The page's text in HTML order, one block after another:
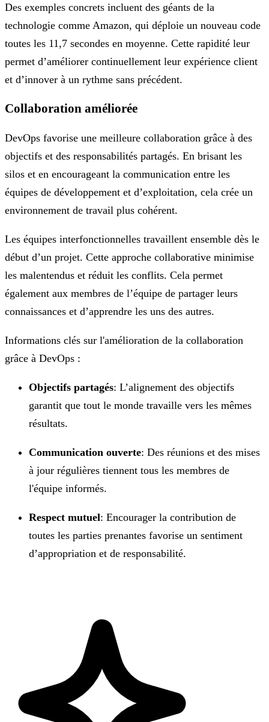
Des exemples concrets incluent des géants de la
technologie comme Amazon, qui déploie un nouveau code
toutes les 11,7 secondes en moyenne. Cette rapidité leur
permet d’améliorer continuellement leur expérience client
et d’innover à un rythme sans précédent.
Collaboration améliorée
DevOps favorise une meilleure collaboration grâce à des
objectifs et des responsabilités partagés. En brisant les
silos et en encourageant la communication entre les
équipes de développement et d’exploitation, cela crée un
environnement de travail plus cohérent.
Les équipes interfonctionnelles travaillent ensemble dès le
début d’un projet. Cette approche collaborative minimise
les malentendus et réduit les conflits. Cela permet
également aux membres de l’équipe de partager leurs
connaissances et d’apprendre les uns des autres.
Informations clés sur l'amélioration de la collaboration
grâce à DevOps :
Objectifs partagés: L’alignement des objectifs
garantit que tout le monde travaille vers les mêmes
résultats.
Communication ouverte: Des réunions et des mises
à jour régulières tiennent tous les membres de
l'équipe informés.
Respect mutuel: Encourager la contribution de
toutes les parties prenantes favorise un sentiment
d’appropriation et de responsabilité.